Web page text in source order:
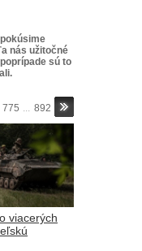
nás užitočné
sú to
775 ... 892
viacerých